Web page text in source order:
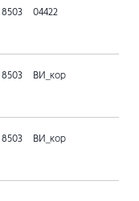
8503 04422
8503 ВИ_кор
8503 ВИ_кор